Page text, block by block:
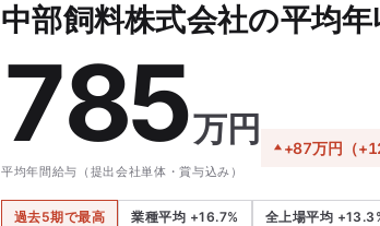
中部飼料株式会社の平均年
785万円
平均年間給与（提出会社単体・賞与込み）
+87万円（
過去5期で最高 業種平均 +16.7% 全上場平均